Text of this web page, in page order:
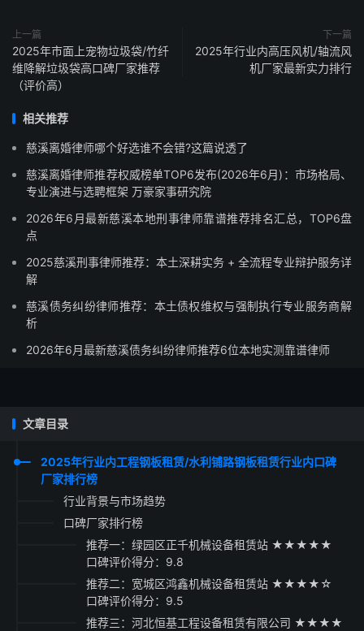
上一篇
2025年市面上宠物垃圾袋/竹纤
维降解垃圾袋高口碑厂家推荐
（评价高）
下一篇
2025年行业内高压风机/轴流风
机厂家最新实力排行
相关推荐
慈溪离婚律师哪个好选谁不会错?这篇说透了
慈溪离婚律师推荐权威榜单TOP6发布(2026年6月)：市场格局、
专业演进与选聘框架 万豪家事研究院
2026年6月最新慈溪本地刑事律师靠谱推荐排名汇总，TOP6盘
点
2025慈溪刑事律师推荐：本土深耕实务 + 全流程专业辩护服务详
解
慈溪债务纠纷律师推荐：本土债权维权与强制执行专业服务商解
析
2026年6月最新慈溪债务纠纷律师推荐6位本地实测靠谱律师
文章目录
2025年行业内工程钢板租赁/水利铺路钢板租赁行业内口碑
厂家排行榜
行业背景与市场趋势
口碑厂家排行榜
推荐一：绿园区正千机械设备租赁站 ★★★★★
口碑评价得分：9.8
推荐二：宽城区鸿鑫机械设备租赁站 ★★★★☆
口碑评价得分：9.5
推荐三：河北恒基工程设备租赁有限公司 ★★★★